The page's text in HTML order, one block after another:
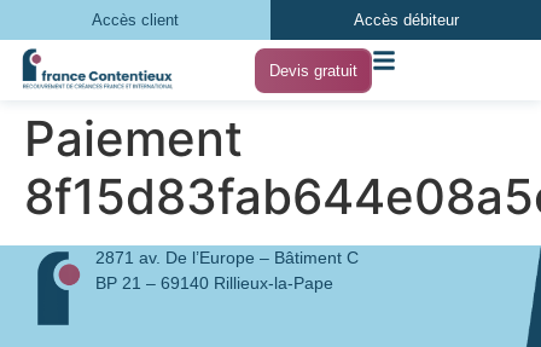
Accès client Accès débiteur
Devis gratuit
Paiement
2871 av. De l’Europe – Bâtiment C
BP 21 – 69140 Rillieux-la-Pape